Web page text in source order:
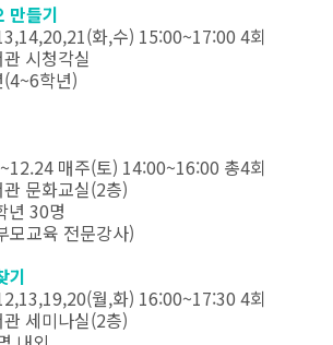
만들기
화,수) 15:00~17:00 4회
시청각실
학년)
매주(토) 14:00~16:00 총4회
문화교실(2층)
년 30명
모교육 전문강사)
기
월,화) 16:00~17:30 4회
세미나실(2층)